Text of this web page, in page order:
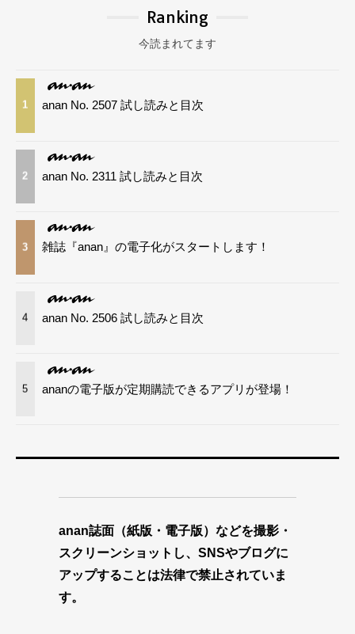
Ranking
今読まれてます
1 anan No. 2507 試し読みと目次
2 anan No. 2311 試し読みと目次
3 雑誌『anan』の電子化がスタートします！
4 anan No. 2506 試し読みと目次
5 ananの電子版が定期購読できるアプリが登場！
anan誌面（紙版・電子版）などを撮影・
スクリーンショットし、SNSやブログに
アップすることは法律で禁止されていま
す。